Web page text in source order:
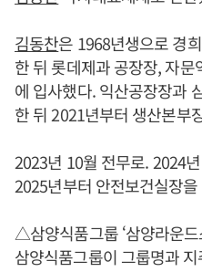
김동찬은 1968년생으로 경
한 뒤 롯데제과 공장장, 자
에 입사했다. 익산공장장과
한 뒤 2021년부터 생산본부
2023년 10월 전무로. 2024
2025년부터 안전보건실장
△삼양식품그룹 ‘삼양라운드
삼양식품그룹이 그룹명과